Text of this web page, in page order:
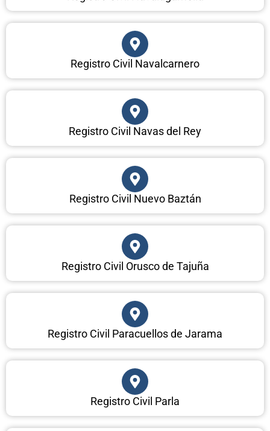
Registro Civil Navalcarnero
Registro Civil Navas del Rey
Registro Civil Nuevo Baztán
Registro Civil Orusco de Tajuña
Registro Civil Paracuellos de Jarama
Registro Civil Parla